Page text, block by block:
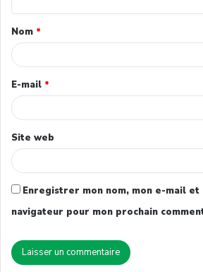
Nom *
E-mail *
Site web
Enregistrer mon nom, mon e-mail et
navigateur pour mon prochain